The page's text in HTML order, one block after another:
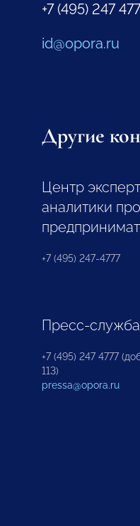
+7 (495) 247
id@opora.ru
Другие
Центр
аналитики
+7 (495) 247-4777
Пресс-служба
+7 (495) 247 4777
113)
pressa@opora.ru